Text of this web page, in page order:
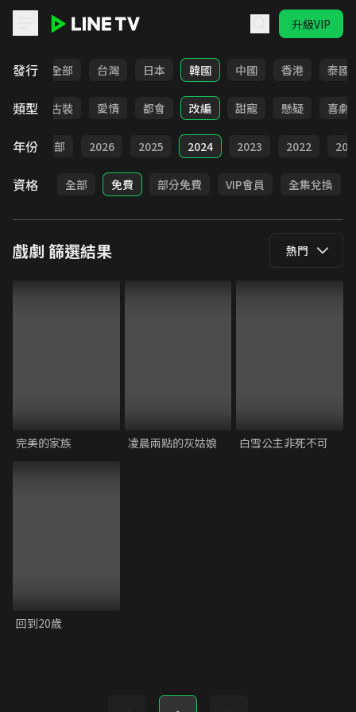
升級VIP
發行 全部 台灣 日本 韓國 中國 香港 泰國
類型
家庭 古裝 愛情 都會 改編 甜寵 懸疑 喜劇
年份 全部 2026 2025 2024 2023 2022
資格 全部 免費 部分免費 VIP會員 全集兌換
戲劇 篩選結果 熱門
完美的家族 凌晨兩點的灰姑娘 白雪公主非死不可
回到20歲